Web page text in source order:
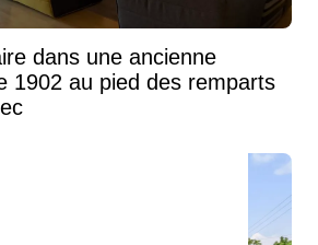
dans une ancienne
1902 au pied des remparts